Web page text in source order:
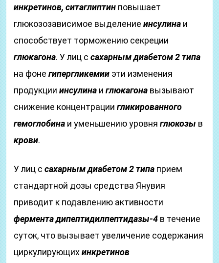
инкретинов, ситаглиптин повышает
глюкозозависимое выделение инсулина и
способствует торможению секреции
глюкагона. У лиц ссахарным диабетом 2 типа
на фонегипергликемии эти изменения
продукцииинсулина иглюкагона вызывают
снижение концентрациигликированного
гемоглобина и уменьшению уровняглюкозы в
крови.
У лиц ссахарным диабетом 2 типа прием
стандартной дозы средства Янувия
приводит к подавлению активности
фермента дипептидилпептидазы-4 в течение
суток, что вызывает увеличение содержания
циркулирующихинкретинов